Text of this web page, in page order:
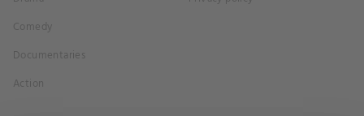
Comedy
Documentaries
Action